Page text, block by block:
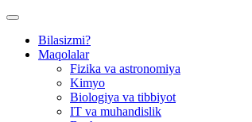
Bilasizmi?
Maqolalar
Fizika va astronomiya
Kimyo
Biologiya va tibbiyot
IT va muhandislik